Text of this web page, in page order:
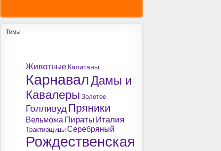
Темы
Животные Капитаны
КарнавалДамы и
Кавалеры Золотое
ГолливудПряники
Вельможа Пираты Италия
Трактирщицы Серебряный
Рождественская